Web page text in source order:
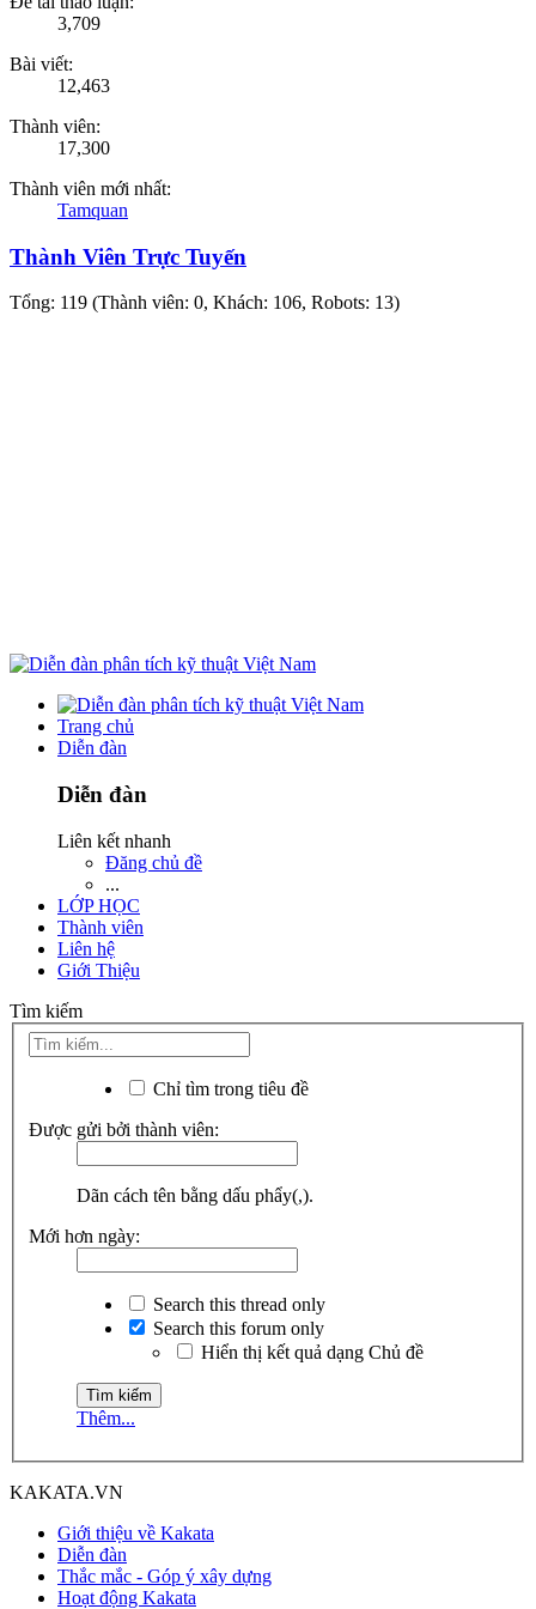
3,709
Bài viết:
12,463
Thành viên:
17,300
Thành viên mới nhất:
Tamquan
Thành Viên Trực Tuyến
Tổng: 119 (Thành viên: 0, Khách: 106, Robots: 13)
Trang chủ
Diễn đàn
Diễn đàn
Liên kết nhanh
Đăng chủ đề
...
LỚP HỌC
Thành viên
Liên hệ
Giới Thiệu
Tìm kiếm
Chỉ tìm trong tiêu đề
Được gửi bởi thành viên:
Dãn cách tên bằng dấu phẩy(,).
Mới hơn ngày:
Search this thread only
Search this forum only
Hiển thị kết quả dạng Chủ đề
Thêm...
KAKATA.VN
Giới thiệu về Kakata
Diễn đàn
Thắc mắc - Góp ý xây dựng
Hoạt động Kakata